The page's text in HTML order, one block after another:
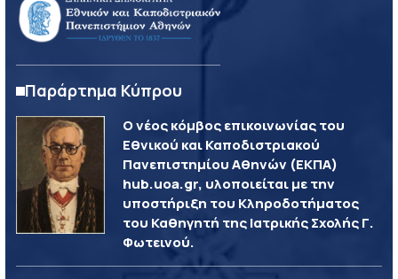
Παράρτημα Κύπρου
Ο νέος κόμβος επικοινωνίας του
Εθνικού και Καποδιστριακού
Πανεπιστημίου Αθηνών (ΕΚΠΑ)
hub.uoa.gr, υλοποιείται με την
υποστήριξη του Κληροδοτήματος
του Καθηγητή της Ιατρικής Σχολής Γ.
Φωτεινού.